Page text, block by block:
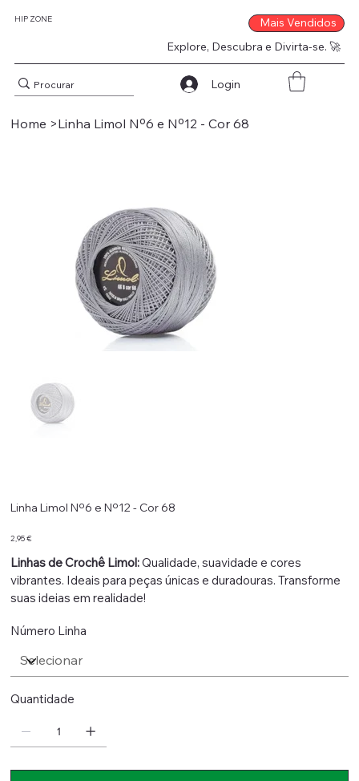
HIP ZONE
Explore, Descubra e Divirta-se. 🚀
Mais Vendidos
Login
Home >Linha Limol Nº6 e Nº12 - Cor 68
Linha Limol Nº6 e Nº12 - Cor 68
Preço
2,95 €
Linhas de Crochê Limol:Qualidade, suavidade e cores
vibrantes. Ideais para peças únicas e duradouras. Transforme
suas ideias em realidade!
Número Linha
Quantidade